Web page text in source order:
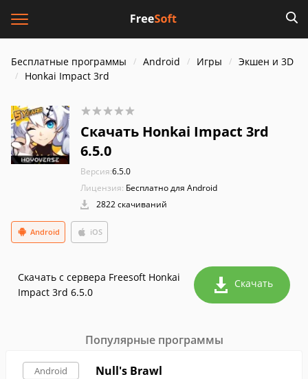
Бесплатные программы Android Игры
Экшен и 3D
Honkai Impact 3rd
Скачать Honkai Impact 3rd
6.5.0
Версия:6.5.0
Лицензия: Бесплатно для Android
2822 скачиваний
Android iOS
Скачать с сервера Freesoft Honkai
Impact 3rd 6.5.0
Скачать
Популярные программы
Android Null's Brawl